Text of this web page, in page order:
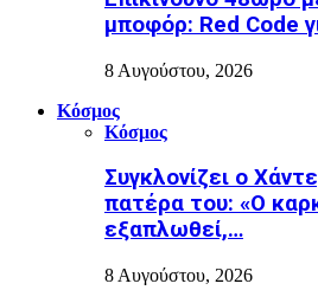
μποφόρ: Red Code
8 Αυγούστου, 2026
Κόσμος
Κόσμος
Συγκλονίζει ο
πατέρα του: «Ο
εξαπλωθεί,…
8 Αυγούστου, 2026